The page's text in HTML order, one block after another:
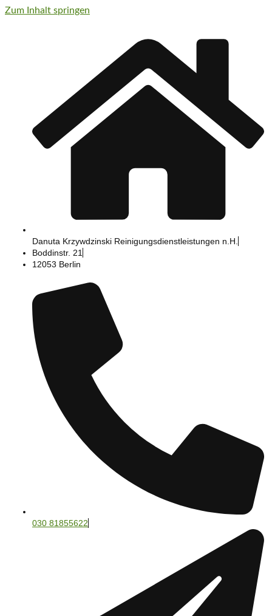
Zum Inhalt springen
Danuta Krzywdzinski Reinigungs­dienstleistungen n.H.
Boddinstr. 21
12053 Berlin
030 81855622